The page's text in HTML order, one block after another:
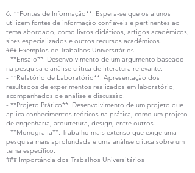
6. **Fontes de Informação**: Espera-se que os alunos
utilizem fontes de informação confiáveis e pertinentes ao
tema abordado, como livros didáticos, artigos acadêmicos,
sites especializados e outros recursos acadêmicos.
### Exemplos de Trabalhos Universitários
- **Ensaio**: Desenvolvimento de um argumento baseado
na pesquisa e análise crítica de literatura relevante.
- **Relatório de Laboratório**: Apresentação dos
resultados de experimentos realizados em laboratório,
acompanhados de análise e discussão.
- **Projeto Prático**: Desenvolvimento de um projeto que
aplica conhecimentos teóricos na prática, como um projeto
de engenharia, arquitetura, design, entre outros.
- **Monografia**: Trabalho mais extenso que exige uma
pesquisa mais aprofundada e uma análise crítica sobre um
tema específico.
### Importância dos Trabalhos Universitários